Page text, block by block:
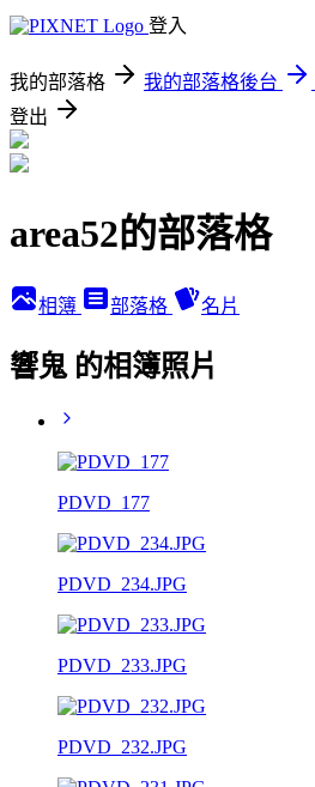
登入
我的部落格 我的部落格後台
登出
area52的部落格
相簿 部落格 名片
響鬼 的相簿照片
PDVD_177
PDVD_234.JPG
PDVD_233.JPG
PDVD_232.JPG